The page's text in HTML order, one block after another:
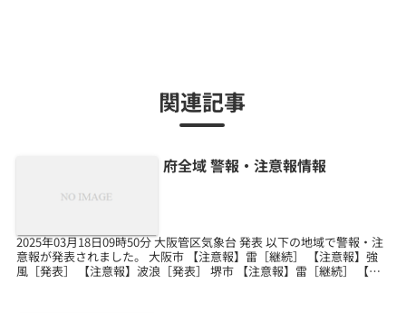
関連記事
府全域 警報・注意報情報
2025年03月18日09時50分 大阪管区気象台 発表 以下の地域で警報・注
意報が発表されました。 大阪市 【注意報】雷［継続］ 【注意報】強
風［発表］ 【注意報】波浪［発表］ 堺市 【注意報】雷［継続］ 【注